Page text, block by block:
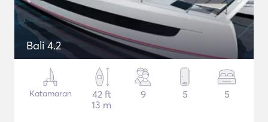
Bali 4.2
Katamaran
42 ft
13 m
9 5 5